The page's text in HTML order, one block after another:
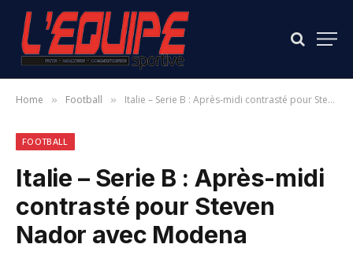
Home » Football » Italie – Serie B : Après-midi contrasté pour Steven Nador avec Modena
FOOTBALL
Italie – Serie B : Après-midi
contrasté pour Steven
Nador avec Modena